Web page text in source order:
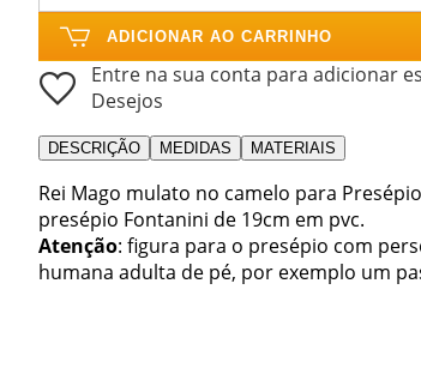
ADICIONAR AO CARRINHO
Entre na sua conta para adicionar
Desejos
DESCRIÇÃO MEDIDAS MATERIAIS
Rei Mago mulato no camelo para
presépio Fontanini de 19cm em pvc.
Atenção: figura para o presépio com
humana adulta de pé, por exemplo um